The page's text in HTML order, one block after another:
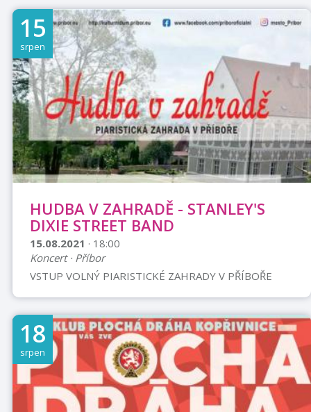
Palačinky, alko i nealko a další občerstvení
zajištěno.Informace: Vladimír Bilský Tel.: 737 375 203
Email: 1.kctpribor@email.cz
15
srpen
HUDBA V ZAHRADĚ - STANLEY'S
DIXIE STREET BAND
15.08.2021 · 18:00
Koncert · Příbor
VSTUP VOLNÝ PIARISTICKÉ ZAHRADY V PŘÍBOŘE
18
srpen